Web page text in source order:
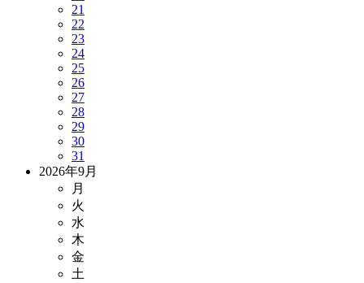
21
22
23
24
25
26
27
28
29
30
31
2026年9月
月
火
水
木
金
土